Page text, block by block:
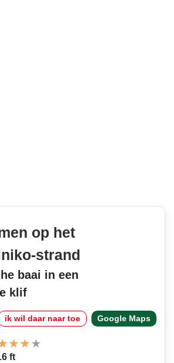
op het
strand
baai in een
klif
ik wil daar naar toe Google Maps
ft